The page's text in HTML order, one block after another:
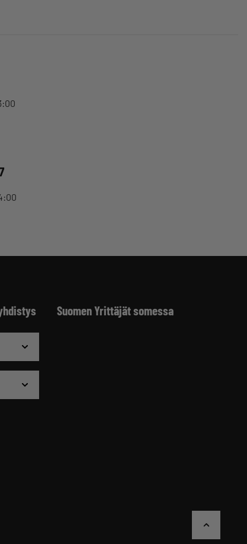
Suomen Yrittäjät somessa